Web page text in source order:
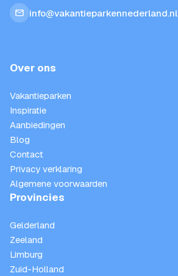
info@vakantieparkennederland.nl
Over ons
Vakantieparken
Inspiratie
Aanbiedingen
Blog
Contact
Privacy verklaring
Algemene voorwaarden
Provincies
Gelderland
Zeeland
Limburg
Zuid-Holland